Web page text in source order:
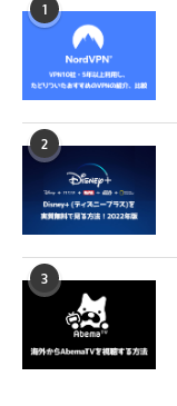
1
2
3